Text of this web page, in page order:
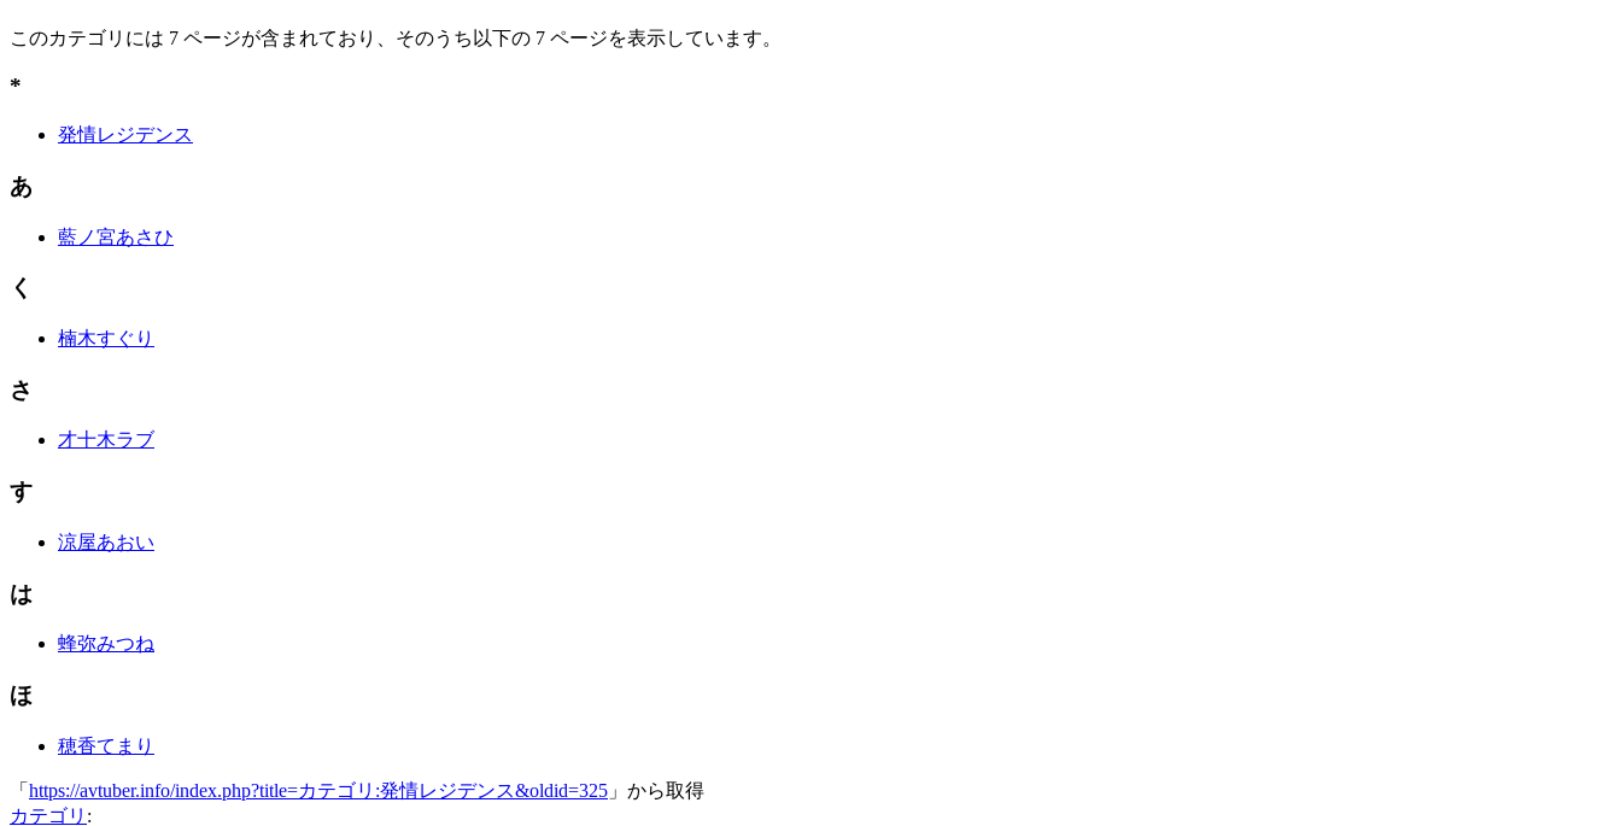
このカテゴリには 7 ページが含まれており、そのうち以下の 7 ページを表示しています。
*
発情レジデンス
あ
藍ノ宮あさひ
く
楠木すぐり
さ
才十木ラブ
す
涼屋あおい
は
蜂弥みつね
ほ
穂香てまり
「 https://avtuber.info/index.php?title=カテゴリ:発情レジデンス&oldid=325 」から取得
カテゴリ :